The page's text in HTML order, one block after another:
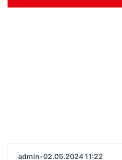
admin•02.05.2024 11:22